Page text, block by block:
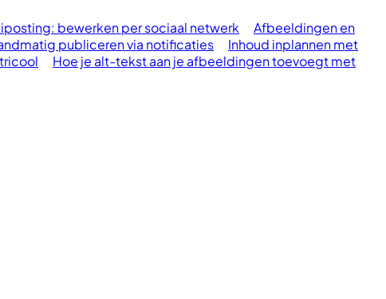
bewerken per sociaal netwerk
Afbeeldingen en
publiceren via notificaties
Inhoud inplannen met
Hoe je alt-tekst aan je afbeeldingen toevoegt met